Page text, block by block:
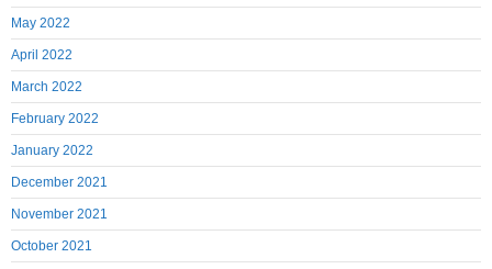
May 2022
April 2022
March 2022
February 2022
January 2022
December 2021
November 2021
October 2021